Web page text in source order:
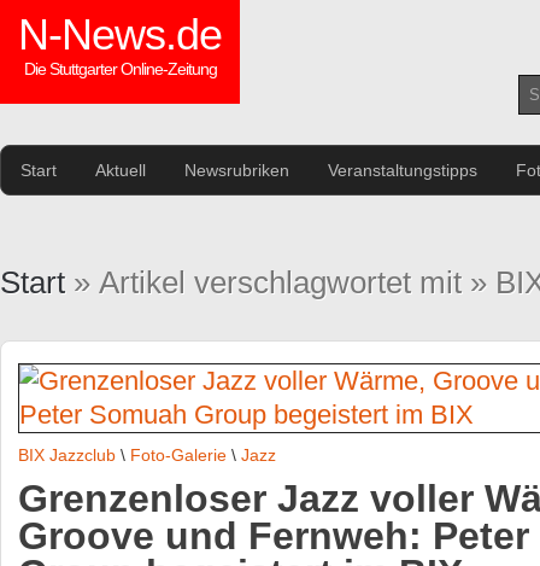
N-News.de
Die Stuttgarter Online-Zeitung
Start Aktuell Newsrubriken Veranstaltungstipps
Start » Artikel verschlagwortet mit »
BIX Jazzclub \ Foto-Galerie \ Jazz
Grenzenloser Jazz voller
Groove und Fernweh: Peter